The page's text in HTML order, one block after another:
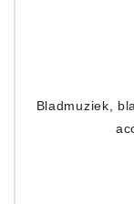
Bladmuziek,